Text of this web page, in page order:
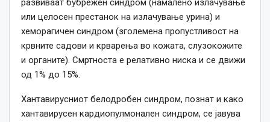
развиваат бубрежен синдром (намалено излачување
или целосен престанок на излачување урина) и
хеморагичен синдром (зголемена пропустливост на
крвните садови и крварења во кожата, слузокожите
и органите). Смртноста е релативно ниска и се движи
од 1% до 15%.
Хантавирусниот белодробен синдром, познат и како
хантавирусен кардиопулмонален синдром, се јавува